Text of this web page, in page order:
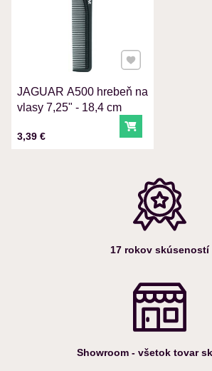
Odoslať
JAGUAR A500 hrebeň na
vlasy 7,25" - 18,4 cm
Cena s DPH
3,39 € Do košíka
Pridať k
17 rokov skúseností
Showroom - všetok tovar